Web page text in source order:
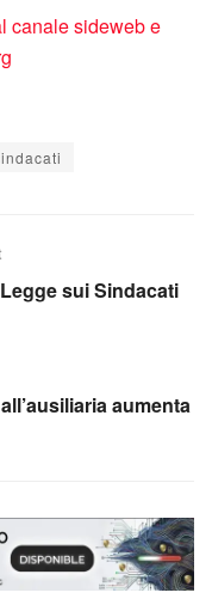
sui Sindacati
aumenta